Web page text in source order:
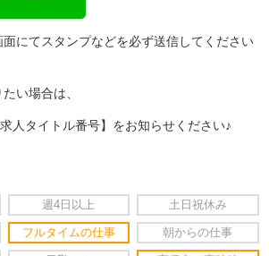
にてスタンプなどを必ず送信してください
い場合は、
人タイトル番号】をお知らせください♪
週4日以上 土日祝休み
フルタイムの仕事 朝からの仕事